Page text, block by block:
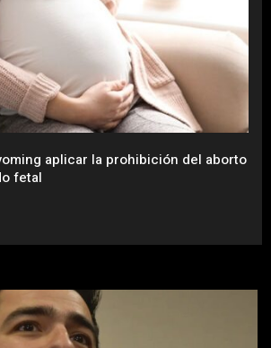
aplicar la prohibición del aborto
fetal